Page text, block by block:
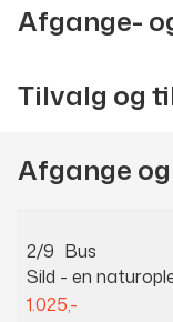
Afgange-
Tilvalg og
Afgange
2/9 Bus
Sild - en
1.025,-